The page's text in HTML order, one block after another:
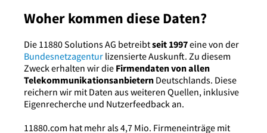
Woher kommen diese Daten?
Die 11880 Solutions AG betreibtseit 1997eine von der
Bundesnetzagentur lizensierte Auskunft. Zu diesem
Zweck erhalten wir die Firmendaten von allen
Telekommunikationsanbietern Deutschlands. Diese
reichern wir mit Daten aus weiteren Quellen, inklusive
Eigenrecherche und Nutzerfeedback an.
11880.com hat mehr als 4,7 Mio. Firmeneinträge mit